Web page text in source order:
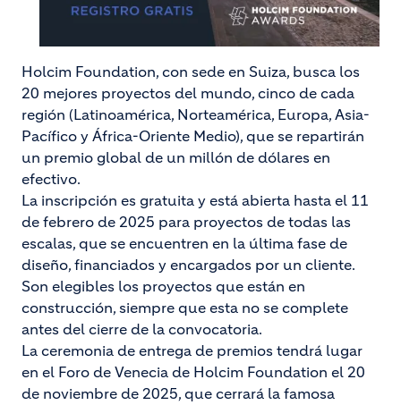
Holcim Foundation, con sede en Suiza, busca los
20 mejores proyectos del mundo, cinco de cada
región (Latinoamérica, Norteamérica, Europa, Asia-
Pacífico y África-Oriente Medio), que se repartirán
un premio global de un millón de dólares en
efectivo.
La inscripción es gratuita y está abierta hasta el 11
de febrero de 2025 para proyectos de todas las
escalas, que se encuentren en la última fase de
diseño, financiados y encargados por un cliente.
Son elegibles los proyectos que están en
construcción, siempre que esta no se complete
antes del cierre de la convocatoria.
La ceremonia de entrega de premios tendrá lugar
en el Foro de Venecia de Holcim Foundation el 20
de noviembre de 2025, que cerrará la famosa